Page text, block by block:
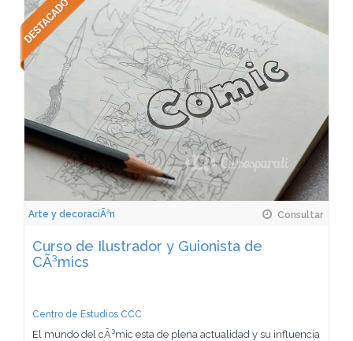
Arte y decoraciÃ³n Consultar
Curso de Ilustrador y Guionista de
CÃ³mics
Centro de Estudios CCC
El mundo del cÃ³mic esta de plena actualidad y su influencia